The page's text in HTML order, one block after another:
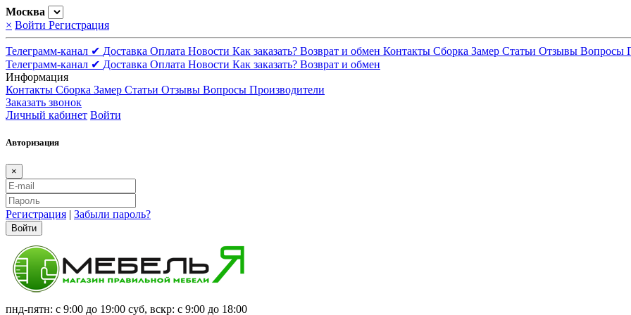
Москва
× Войти Регистрация
Телеграмм-канал ✔ Доставка Оплата Новости Как заказать? Возврат и обмен Контакты Сборка Замер Статьи Отзывы Вопросы
Телеграмм-канал ✔ Доставка Оплата Новости Как заказать? Возврат и обмен
Информация
Контакты Сборка Замер Статьи Отзывы Вопросы Производители
Заказать звонок
Личный кабинет Войти
Авторизация
×
Регистрация | Забыли пароль?
Войти
пнд-пятн: с 9:00 до 19:00 суб, вскр: с 9:00 до 18:00